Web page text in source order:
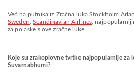
Većina putnika iz Zračna luka Stockholm
Sweden ,Scandinavian Airlines ,
za polaske s ove zračne luke.
Koje su zrakoplovne tvrtke najpopularnije za
Suvarnabhumi?